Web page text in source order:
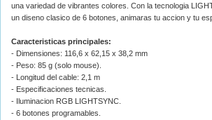
una variedad de vibrantes colores. Con la tecnologia
un diseno clasico de 6 botones, animaras tu accion y tu
Caracteristicas principales:
- Dimensiones: 116,6 x 62,15 x 38,2 mm
- Peso: 85 g (solo mouse).
- Longitud del cable: 2,1 m
- Especificaciones tecnicas.
- Iluminacion RGB LIGHTSYNC.
- 6 botones programables.